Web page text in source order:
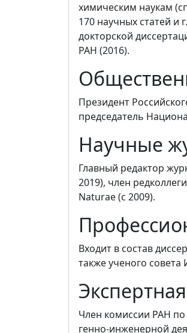
химическим наукам
170 научных статей и
докторской
РАН (2016).
Президент
председатель
Научные
Главный редактор
2019), член
Naturae (с 2009).
Входит в состав
также ученого совета
Член комиссии РАН
генно-инженерной